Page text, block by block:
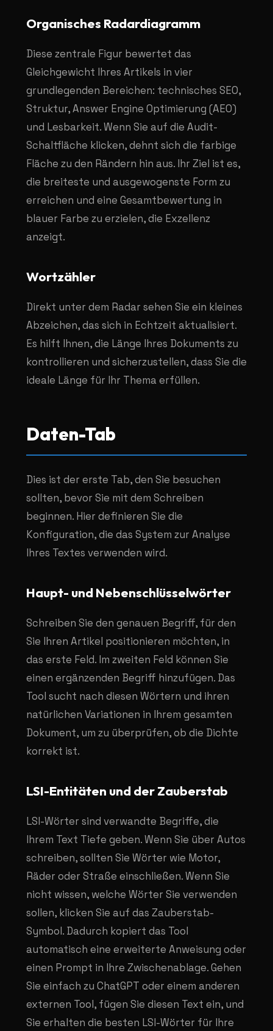
Organisches Radardiagramm
Diese zentrale Figur bewertet das
Gleichgewicht Ihres Artikels in vier
grundlegenden Bereichen: technisches SEO,
Struktur, Answer Engine Optimierung (AEO)
und Lesbarkeit. Wenn Sie auf die Audit-
Schaltfläche klicken, dehnt sich die farbige
Fläche zu den Rändern hin aus. Ihr Ziel ist es,
die breiteste und ausgewogenste Form zu
erreichen und eine Gesamtbewertung in
blauer Farbe zu erzielen, die Exzellenz
anzeigt.
Wortzähler
Direkt unter dem Radar sehen Sie ein kleines
Abzeichen, das sich in Echtzeit aktualisiert.
Es hilft Ihnen, die Länge Ihres Dokuments zu
kontrollieren und sicherzustellen, dass Sie die
ideale Länge für Ihr Thema erfüllen.
Daten-Tab
Dies ist der erste Tab, den Sie besuchen
sollten, bevor Sie mit dem Schreiben
beginnen. Hier definieren Sie die
Konfiguration, die das System zur Analyse
Ihres Textes verwenden wird.
Haupt- und Nebenschlüsselwörter
Schreiben Sie den genauen Begriff, für den
Sie Ihren Artikel positionieren möchten, in
das erste Feld. Im zweiten Feld können Sie
einen ergänzenden Begriff hinzufügen. Das
Tool sucht nach diesen Wörtern und ihren
natürlichen Variationen in Ihrem gesamten
Dokument, um zu überprüfen, ob die Dichte
korrekt ist.
LSI-Entitäten und der Zauberstab
LSI-Wörter sind verwandte Begriffe, die
Ihrem Text Tiefe geben. Wenn Sie über Autos
schreiben, sollten Sie Wörter wie Motor,
Räder oder Straße einschließen. Wenn Sie
nicht wissen, welche Wörter Sie verwenden
sollen, klicken Sie auf das Zauberstab-
Symbol. Dadurch kopiert das Tool
automatisch eine erweiterte Anweisung oder
einen Prompt in Ihre Zwischenablage. Gehen
Sie einfach zu ChatGPT oder einem anderen
externen Tool, fügen Sie diesen Text ein, und
Sie erhalten die besten LSI-Wörter für Ihre